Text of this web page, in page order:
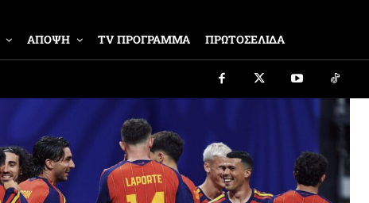
ΑΠΟΨΗ TV ΠΡΟΓΡΑΜΜΑ ΠΡΩΤΟΣΕΛΙΔΑ